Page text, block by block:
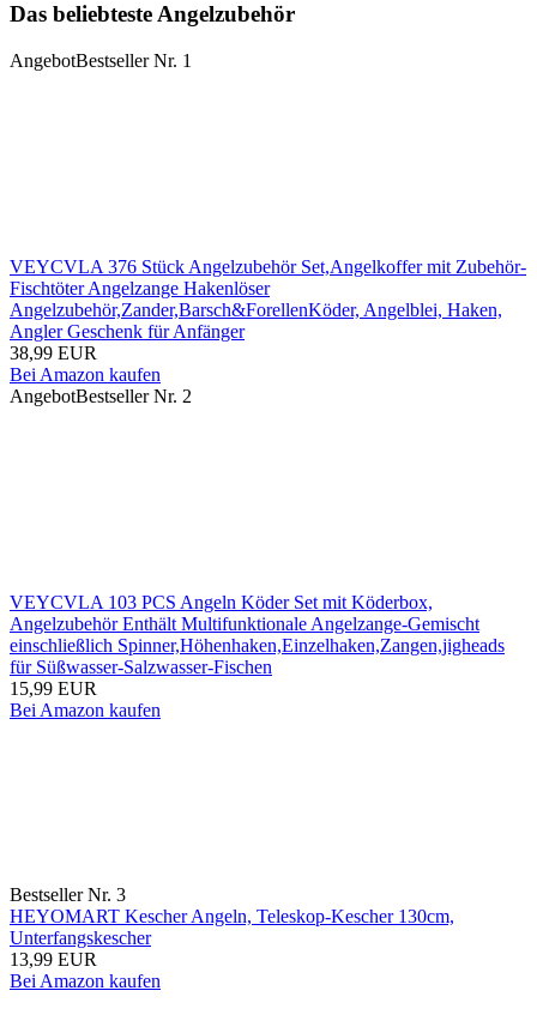
Das beliebteste Angelzubehör
AngebotBestseller Nr. 1
VEYCVLA 376 Stück Angelzubehör Set,Angelkoffer mit Zubehör-
Fischtöter Angelzange Hakenlöser
Angelzubehör,Zander,Barsch&ForellenKöder, Angelblei, Haken,
Angler Geschenk für Anfänger
38,99 EUR
Bei Amazon kaufen
AngebotBestseller Nr. 2
VEYCVLA 103 PCS Angeln Köder Set mit Köderbox,
Angelzubehör Enthält Multifunktionale Angelzange-Gemischt
einschließlich Spinner,Höhenhaken,Einzelhaken,Zangen,jigheads
für Süßwasser-Salzwasser-Fischen
15,99 EUR
Bei Amazon kaufen
Bestseller Nr. 3
HEYOMART Kescher Angeln, Teleskop-Kescher 130cm,
Unterfangskescher
13,99 EUR
Bei Amazon kaufen